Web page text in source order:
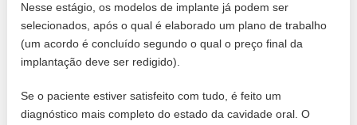
Nesse estágio, os modelos de implante já podem ser
selecionados, após o qual é elaborado um plano de trabalho
(um acordo é concluído segundo o qual o preço final da
implantação deve ser redigido).
Se o paciente estiver satisfeito com tudo, é feito um
diagnóstico mais completo do estado da cavidade oral. O